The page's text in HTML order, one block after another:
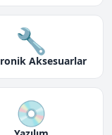
🔧
Aksesuarlar
💿